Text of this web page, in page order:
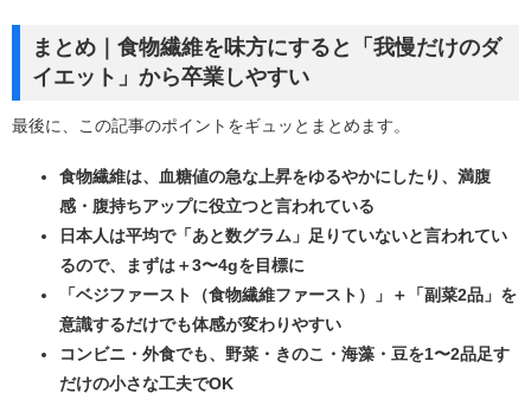
まとめ｜食物繊維を味方にすると「我慢だけのダ
イエット」から卒業しやすい
最後に、この記事のポイントをギュッとまとめます。
食物繊維は、血糖値の急な上昇をゆるやかにしたり、満腹
感・腹持ちアップに役立つと言われている
日本人は平均で「あと数グラム」足りていないと言われてい
るので、まずは＋3〜4gを目標に
「ベジファースト（食物繊維ファースト）」＋「副菜2品」を
意識するだけでも体感が変わりやすい
コンビニ・外食でも、野菜・きのこ・海藻・豆を1〜2品足す
だけの小さな工夫でOK